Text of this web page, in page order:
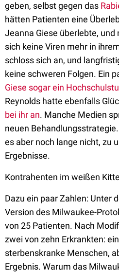
geben, selbst gegen das
hätten Patienten eine
Jeanna Giese überlebte, und
sich keine Viren mehr in
schloss sich an, und
keine schweren Folgen. Ein
Giese sogar ein
Reynolds hatte ebenfalls
bei ihr an. Manche Medien
neuen
es aber noch lange nicht, zu
Ergebnisse.
Kontrahenten im weißen
Dazu ein paar Zahlen: Unter
Version des Milwaukee-
von 25 Patienten. Nach
zwei von zehn Erkrankten:
sterbenskranke Menschen,
Ergebnis. Warum das